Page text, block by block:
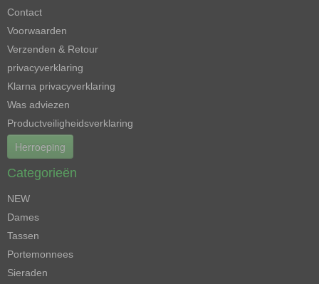
Contact
Voorwaarden
Verzenden & Retour
privacyverklaring
Klarna privacyverklaring
Was adviezen
Productveiligheidsverklaring
Herroeping
Categorieën
NEW
Dames
Tassen
Portemonnees
Sieraden